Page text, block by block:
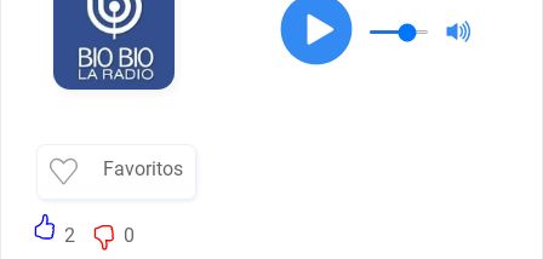
Favoritos
2 0